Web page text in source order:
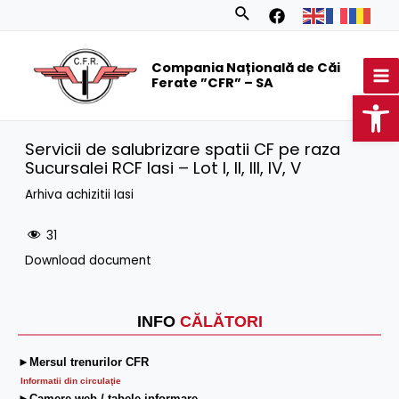
Search
Compania Națională de Căi
Ferate ”CFR” – SA
INFO CĂLĂTORI
►Mersul trenurilor CFR
Informatii din circulaţie
Servicii de salubrizare spatii CF pe raza
Sucursalei RCF Iasi – Lot I, II, III, IV, V
Arhiva achizitii Iasi
31
Download document